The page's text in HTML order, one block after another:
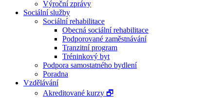
Výroční zprávy
Sociální služby
Sociální rehabilitace
Obecná sociální rehabilitace
Podporované zaměstnávání
Tranzitní program
Tréninkový byt
Podpora samostatného bydlení
Poradna
Vzdělávání
Akreditované kurzy 🗗